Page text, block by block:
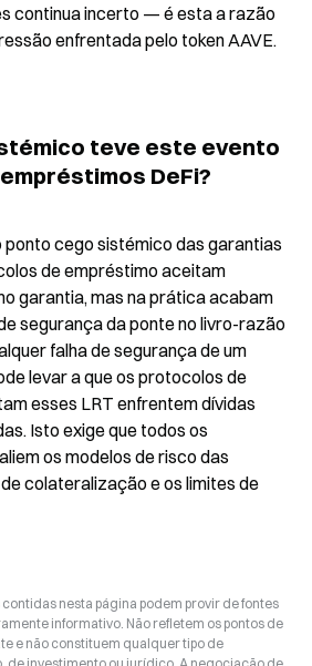
continua incerto — é esta a razão
enfrentada pelo token AAVE.
teve este evento
DeFi?
ponto cego sistémico das garantias
de empréstimo aceitam
garantia, mas na prática acabam
segurança da ponte no livro-razão
falha de segurança de um
levar a que os protocolos de
esses LRT enfrentem dívidas
Isto exige que todos os
os modelos de risco das
colateralização e os limites de
nesta página podem provir de fontes
informativo. Não refletem os pontos de
e não constituem qualquer tipo de